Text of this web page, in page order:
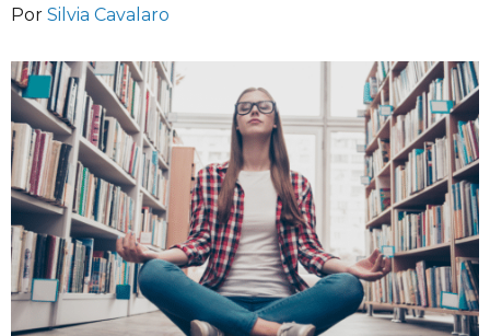
Por Silvia Cavalaro